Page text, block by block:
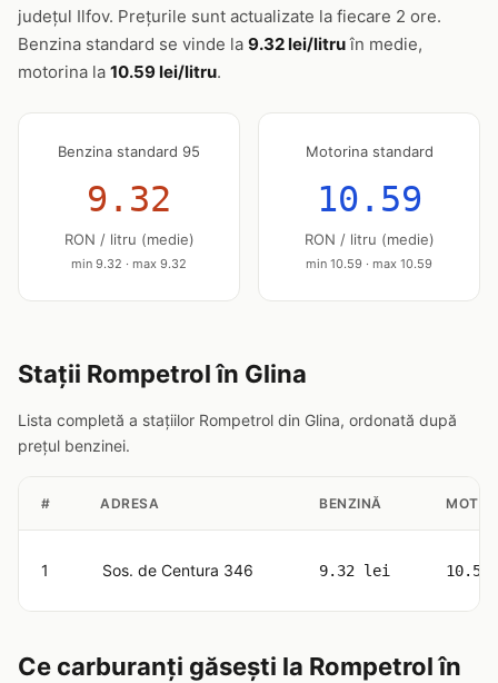
județul Ilfov. Prețurile sunt actualizate la fiecare 2 ore.
Benzina standard se vinde la 9.32 lei/litruîn medie,
motorina la 10.59 lei/litru.
Benzina standard 95
9.32
RON / litru (medie)
min 9.32 · max 9.32
Motorina standard
10.59
RON / litru (medie)
min 10.59 · max 10.59
Stații Rompetrol în Glina
Lista completă a stațiilor Rompetrol din Glina, ordonată după
prețul benzinei.
# ADRESA BENZINĂ
1 Sos. de Centura 346 9.32 lei
Ce carburanți găsești la Rompetrol în